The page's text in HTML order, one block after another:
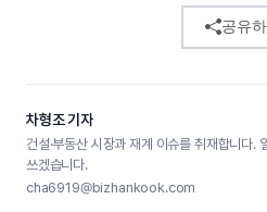
공유
차형조 기자
건설·부동산 시장과 재계 이슈를 취재합니다.
쓰겠습니다.
cha6919@bizhankook.com